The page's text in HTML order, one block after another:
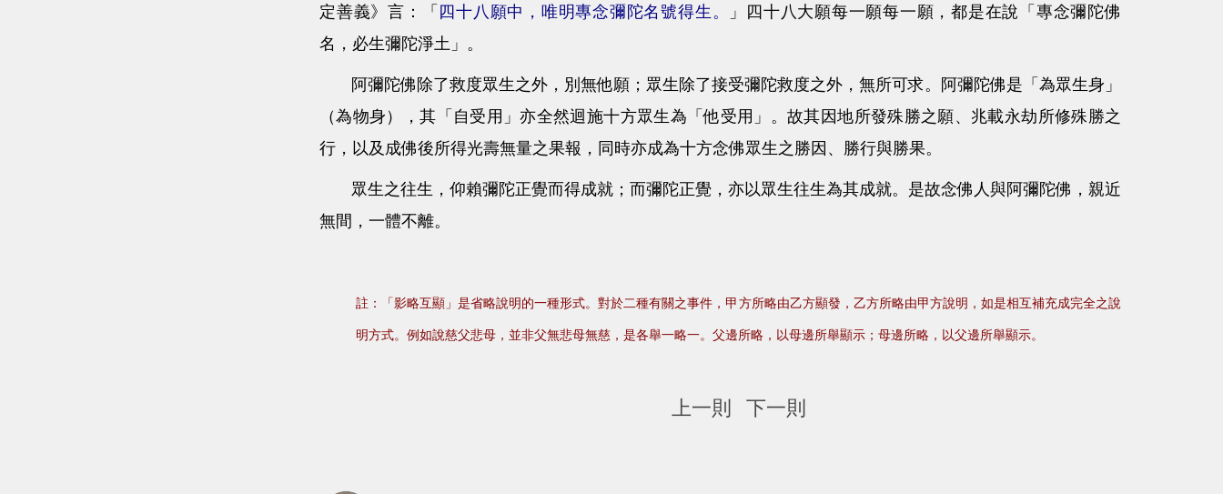
定善義》言：「 四十八願中，唯明專念彌陀名號得生。
」四十八大願每一願每一願，都是在說「專念彌陀佛
名，必生彌陀淨土」。
阿彌陀佛除了救度眾生之外，別無他願；眾生除了接受彌陀救度之外，無所可求。阿彌陀佛是「為眾生身」
（為物身），其「自受用」亦全然迴施十方眾生為「他受用」。故其因地所發殊勝之願、兆載永劫所修殊勝之
行，以及成佛後所得光壽無量之果報，同時亦成為十方念佛眾生之勝因、勝行與勝果。
眾生之往生，仰賴彌陀正覺而得成就；而彌陀正覺，亦以眾生往生為其成就。是故念佛人與阿彌陀佛，親近
無間，一體不離。
註：「影略互顯」是省略說明的一種形式。對於二種有關之事件，甲方所略由乙方顯發，乙方所略由甲方說明，如是相互補充成完全之說
明方式。例如說慈父悲母，並非父無悲母無慈，是各舉一略一。父邊所略，以母邊所舉顯示；母邊所略，以父邊所舉顯示。
上一則 下一則